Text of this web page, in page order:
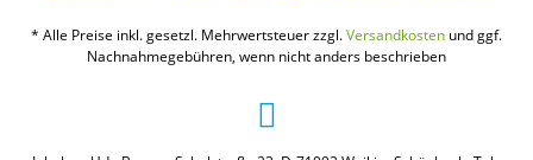
* Alle Preise inkl. gesetzl. Mehrwertsteuer zzgl.Versandkosten und ggf.
Nachnahmegebühren, wenn nicht anders beschrieben